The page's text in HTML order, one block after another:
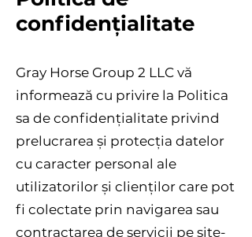
confidențialitate
Gray Horse Group 2 LLC vă
informează cu privire la Politica
sa de confidențialitate privind
prelucrarea și protecția datelor
cu caracter personal ale
utilizatorilor și clienților care pot
fi colectate prin navigarea sau
contractarea de servicii pe site-